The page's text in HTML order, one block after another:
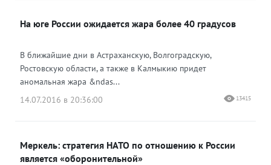
На юге России ожидается жара более 40 градусов
В ближайшие дни в Астраханскую, Волгоградскую,
Ростовскую области, а также в Калмыкию придет
аномальная жара &ndas...
14.07.2016 в 20:36:00
13415
Меркель: стратегия НАТО по отношению к России
является «оборонительной»